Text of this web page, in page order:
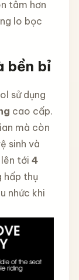
tâm hơn
lo bọc
bền bỉ
sử dụng
cao cấp.
mà còn
sinh và
tới 4
hấp thụ
nhức khi